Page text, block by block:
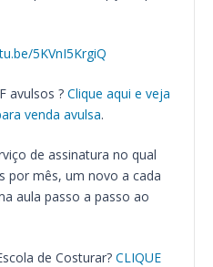
5KVnI5KrgiQ
avulsos ? Clique aqui e veja
venda avulsa.
de assinatura no qual
por mês, um novo a cada
aula passo a passo ao
de Costurar? CLIQUE